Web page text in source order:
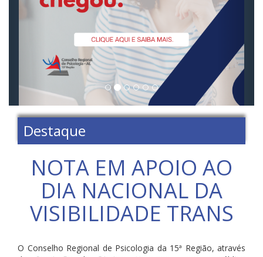
Destaque
NOTA EM APOIO AO
DIA NACIONAL DA
VISIBILIDADE TRANS
O Conselho Regional de Psicologia da 15ª Região, através